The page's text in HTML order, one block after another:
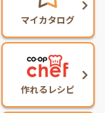
マイカタログ
作れるレシピ